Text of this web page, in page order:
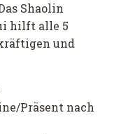
Shaolin
hilft alle 5
und
Präsent nach